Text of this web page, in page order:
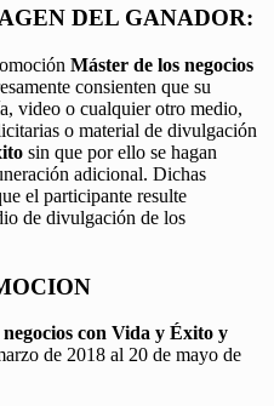
DEL GANADOR:
Máster de los negocios
consienten que su
video o cualquier otro medio,
o material de divulgación
sin que por ello se hagan
adicional. Dichas
el participante resulte
de divulgación de los
con Vida y Éxito y
de 2018 al 20 de mayo de